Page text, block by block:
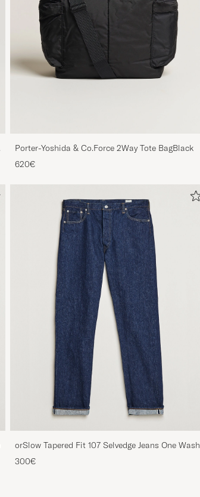
Porter-Yoshida & Co.Force 2Way Tote BagBlack
620€
orSlow Tapered Fit 107 Selvedge Jeans One Wash
300€